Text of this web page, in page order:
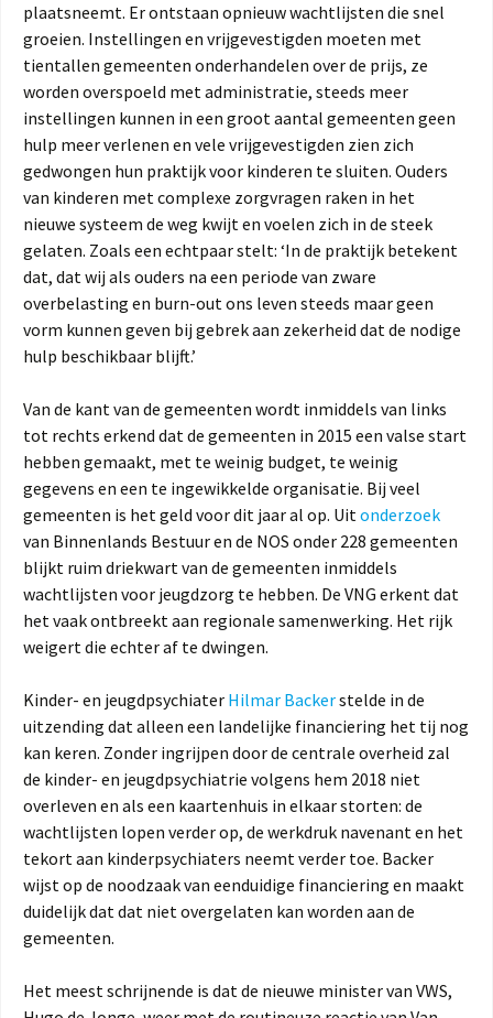
plaatsneemt. Er ontstaan opnieuw wachtlijsten die snel
groeien. Instellingen en vrijgevestigden moeten met
tientallen gemeenten onderhandelen over de prijs, ze
worden overspoeld met administratie, steeds meer
instellingen kunnen in een groot aantal gemeenten geen
hulp meer verlenen en vele vrijgevestigden zien zich
gedwongen hun praktijk voor kinderen te sluiten. Ouders
van kinderen met complexe zorgvragen raken in het
nieuwe systeem de weg kwijt en voelen zich in de steek
gelaten. Zoals een echtpaar stelt: ‘In de praktijk betekent
dat, dat wij als ouders na een periode van zware
overbelasting en burn-out ons leven steeds maar geen
vorm kunnen geven bij gebrek aan zekerheid dat de nodige
hulp beschikbaar blijft.’
Van de kant van de gemeenten wordt inmiddels van links
tot rechts erkend dat de gemeenten in 2015 een valse start
hebben gemaakt, met te weinig budget, te weinig
gegevens en een te ingewikkelde organisatie. Bij veel
gemeenten is het geld voor dit jaar al op. Uitonderzoek
van Binnenlands Bestuur en de NOS onder 228 gemeenten
blijkt ruim driekwart van de gemeenten inmiddels
wachtlijsten voor jeugdzorg te hebben. De VNG erkent dat
het vaak ontbreekt aan regionale samenwerking. Het rijk
weigert die echter af te dwingen.
Kinder- en jeugdpsychiater Hilmar Backerstelde in de
uitzending dat alleen een landelijke financiering het tij nog
kan keren. Zonder ingrijpen door de centrale overheid zal
de kinder- en jeugdpsychiatrie volgens hem 2018 niet
overleven en als een kaartenhuis in elkaar storten: de
wachtlijsten lopen verder op, de werkdruk navenant en het
tekort aan kinderpsychiaters neemt verder toe. Backer
wijst op de noodzaak van eenduidige financiering en maakt
duidelijk dat dat niet overgelaten kan worden aan de
gemeenten.
Het meest schrijnende is dat de nieuwe minister van VWS,